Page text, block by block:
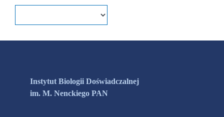
Instytut Biologii Doświadczalnej
im. M. Nenckiego PAN